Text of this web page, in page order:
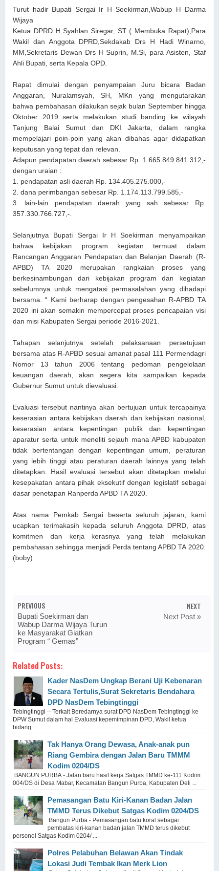
Turut hadir Bupati Sergai Ir H Soekirman,Wabup H Darma
Wijaya
Ketua DPRD H Syahlan Siregar, ST ( Membuka Rapat),Para
Wakil dan Anggota DPRD,Sekdakab Drs H Hadi Winarno,
MM,Sekretaris Dewan Drs H Suprin, M.Si, para Asisten, Staf
Ahli Bupati, serta Kepala OPD.
Rapat dimulai dengan penyampaian Juru bicara Badan
Anggaran, Nuralamsyah, SH, MKn yang mengutarakan
bahwa pembahasan dilakukan sejak bulan September hingga
Oktober 2019 serta melakukan studi banding ke wilayah
Tanjung Balai Sumut dan DKI Jakarta, dalam rangka
mempelajari poin-poin yang akan dibahas agar didapatkan
keputusan yang tepat dan relevan.
Adapun pendapatan daerah sebesar Rp. 1.665.849.841.312,-
dengan uraian :
1. pendapatan asli daerah Rp. 134.405.275.000,-
2. dana perimbangan sebesar Rp. 1.174.113.799.585,-
3. lain-lain pendapatan daerah yang sah sebesar Rp.
357.330.766.727,-.
Selanjutnya Bupati Sergai Ir H Soekirman menyampaikan
bahwa kebijakan program kegiatan termuat dalam
Rancangan Anggaran Pendapatan dan Belanjan Daerah (R-
APBD) TA 2020 merupakan rangkaian proses yang
berkesinambungan dari kebijakan program dan kegiatan
sebelumnya untuk mengatasi permasalahan yang dihadapi
bersama. “ Kami berharap dengan pengesahan R-APBD TA
2020 ini akan semakin mempercepat proses pencapaian visi
dan misi Kabupaten Sergai periode 2016-2021.
Tahapan selanjutnya setelah pelaksanaan persetujuan
bersama atas R-APBD sesuai amanat pasal 111 Permendagri
Nomor 13 tahun 2006 tentang pedoman pengelolaan
keuangan daerah, akan segera kita sampaikan kepada
Gubernur Sumut untuk dievaluasi.
Evaluasi tersebut nantinya akan bertujuan untuk tercapainya
keserasian antara kebijakan daerah dan kebijakan nasional,
keserasian antara kepentingan publik dan kepentingan
aparatur serta untuk meneliti sejauh mana APBD kabupaten
tidak bertentangan dengan kepentingan umum, peraturan
yang lebih tinggi atau peraturan daerah lainnya yang telah
ditetapkan. Hasil evaluasi tersebut akan ditetapkan melalui
kesepakatan antara pihak eksekutif dengan legislatif sebagai
dasar penetapan Ranperda APBD TA 2020.
Atas nama Pemkab Sergai beserta seluruh jajaran, kami
ucapkan terimakasih kepada seluruh Anggota DPRD, atas
komitmen dan kerja kerasnya yang telah melakukan
pembahasan sehingga menjadi Perda tentang APBD TA 2020.
(boby)
PREVIOUS
Bupati Soekirman dan
Wabup Darma Wijaya Turun
ke Masyarakat Giatkan
Program “ Gemas”
NEXT
Next Post »
Related Posts:
Kader NasDem Ungkap Berani Uji Kebenaran
Secara Tertulis,Surat Sekretaris Bendahara
DPD NasDem Tebingtinggi
Tebingtinggi -- Terkait Beredarnya surat DPD NasDem Tebingtinggi ke
DPW Sumut dalam hal Evaluasi kepemimpinan DPD, Wakil ketua
bidang ...
Tak Hanya Orang Dewasa, Anak-anak pun
Riang Gembira dengan Jalan Baru TMMM
Kodim 0204/DS
BANGUN PURBA - Jalan baru hasil kerja Satgas TMMD ke-111 Kodim
004/DS di Desa Mabar, Kecamatan Bangun Purba, Kabupaten Deli ...
Pemasangan Batu Kiri-Kanan Badan Jalan
TMMD Terus Dikebut Satgas Kodim 0204/DS
Bangun Purba - Pemasangan batu koral sebagai
pembatas kiri-kanan badan jalan TMMD terus dikebut
personel Satgas Kodim 0204/ ...
Polres Pelabuhan Belawan Akan Tindak
Lokasi Judi Tembak Ikan Merk Lion